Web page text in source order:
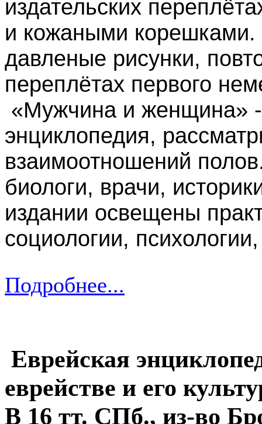
издательских
и кожаными
давленые рисунки,
переплётах первого
«Мужчина и женщина»
энциклопедия,
взаимоотношений
биологи, врачи,
издании освещены
социологии,
Подробнее...
Еврейская
еврействе и его
В 16 тт. СПб., из-во